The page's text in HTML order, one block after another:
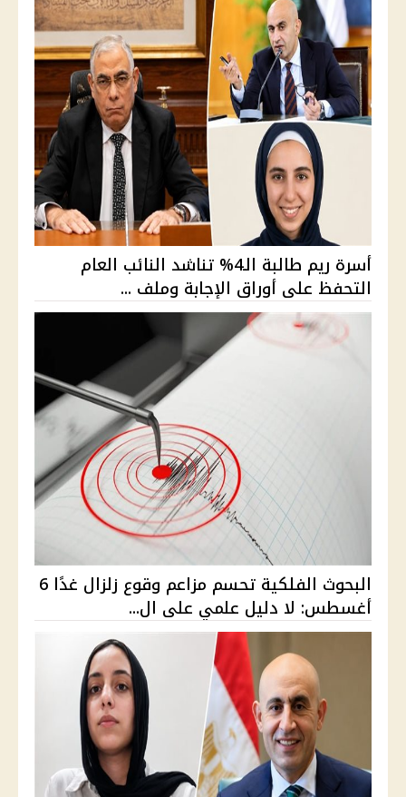
أسرة ريم طالبة الـ4% تناشد النائب العام
التحفظ على أوراق الإجابة وملف ...
البحوث الفلكية تحسم مزاعم وقوع زلزال غدًا 6
أغسطس: لا دليل علمي على ال...